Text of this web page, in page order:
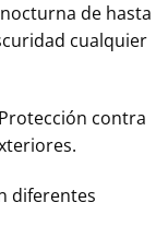
de hasta
cualquier
contra
diferentes